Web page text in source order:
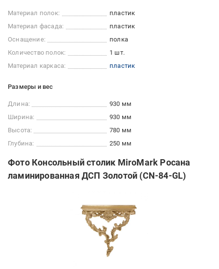
Материал полок:
пластик
Материал фасада:
пластик
Оснащение:
полка
Количество полок:
1 шт.
Материал каркаса:
пластик
Размеры и вес
Длина:
930 мм
Ширина:
930 мм
Высота:
780 мм
Глубина:
250 мм
Фото Консольный столик MiroMark Росана
ламинированная ДСП Золотой (CN-84-GL)